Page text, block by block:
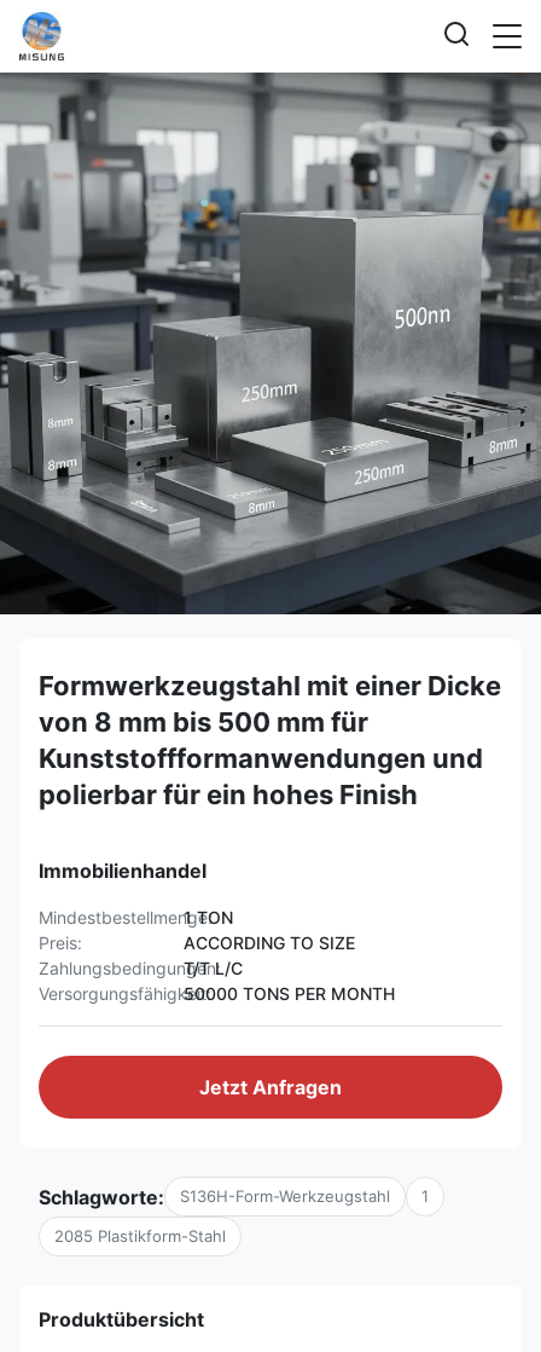
Formwerkzeugstahl mit einer Dicke
von 8 mm bis 500 mm für
Kunststoffformanwendungen und
polierbar für ein hohes Finish
Immobilienhandel
Mindestbestellmenge:
1 TON
Preis:
ACCORDING TO SIZE
Zahlungsbedingungen:
T/T L/C
Versorgungsfähigkeit:50000 TONS PER MONTH
Jetzt Anfragen
Schlagworte: S136H-Form-Werkzeugstahl 1
2085 Plastikform-Stahl
Produktübersicht